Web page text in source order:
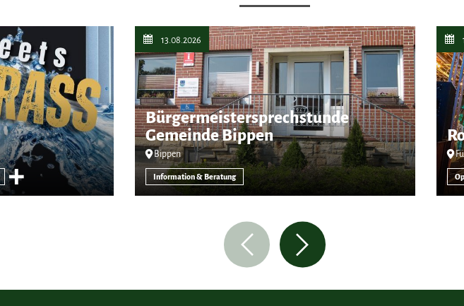
13.08.2026
Bürgermeistersprechstunde
Gemeinde Bippen
Bippen
Information & Beratung